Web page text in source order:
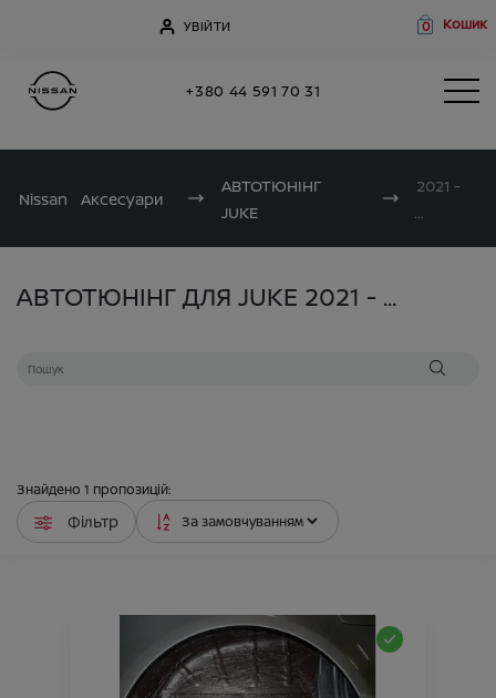
УВІЙТИ 0 Кошик
+380 44 591 70 31
Nissan Аксесуари
АВТОТЮНІНГ
JUKE
2021 -
...
АВТОТЮНІНГ ДЛЯ JUKE 2021 - ...
Знайдено 1 пропозицій:
Фільтр